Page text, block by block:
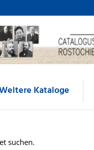
Kataloge
suchen.